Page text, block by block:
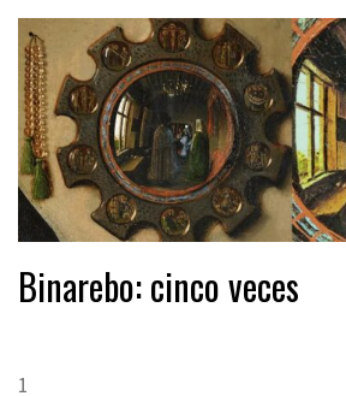
Binarebo: cinco veces
1